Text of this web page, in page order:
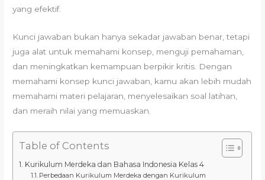
yang efektif.
Kunci jawaban bukan hanya sekadar jawaban benar, tetapi
juga alat untuk memahami konsep, menguji pemahaman,
dan meningkatkan kemampuan berpikir kritis. Dengan
memahami konsep kunci jawaban, kamu akan lebih mudah
memahami materi pelajaran, menyelesaikan soal latihan,
dan meraih nilai yang memuaskan.
Table of Contents
Kurikulum Merdeka dan Bahasa Indonesia Kelas 4
Perbedaan Kurikulum Merdeka dengan Kurikulum